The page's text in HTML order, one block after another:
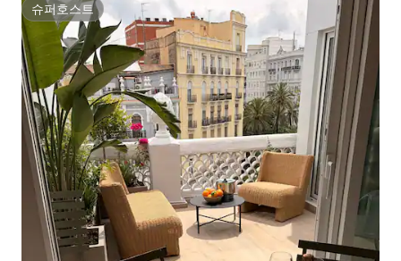
슈퍼호스트
슈퍼호스트